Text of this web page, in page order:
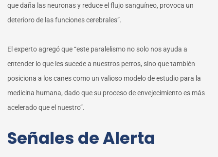
que daña las neuronas y reduce el flujo sanguíneo, provoca un
deterioro de las funciones cerebrales”.
El experto agregó que “este paralelismo no solo nos ayuda a
entender lo que les sucede a nuestros perros, sino que también
posiciona a los canes como un valioso modelo de estudio para la
medicina humana, dado que su proceso de envejecimiento es más
acelerado que el nuestro”.
Señales de Alerta